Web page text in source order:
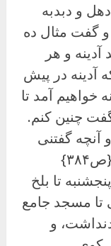
دهل و دبدبه
و گفت مثال ده
و هر
آدینه در پیش
آمد تا
چنین کنم.
آنچه گفتنی
بود بگفت و روی بکار آوردند روز{ص۳۸۴}
تا بلخ
تا مسجد جامع
و